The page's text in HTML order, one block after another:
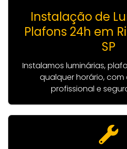
Instalação de
Plafons 24h em
SP
Instalamos luminárias,
qualquer horário,
profissional e